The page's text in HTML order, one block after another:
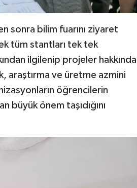
sonra bilim fuarını ziyaret
tüm stantları tek tek
ilgilenip projeler hakkında
araştırma ve üretme azmini
öğrencilerin
büyük önem taşıdığını